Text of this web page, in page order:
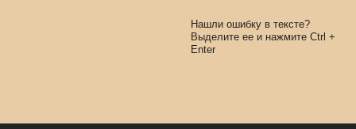
Нашли ошибку в тексте?
Выделите ее и нажмите Ctrl +
Enter